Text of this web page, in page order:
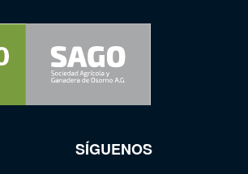
SÍGUENOS